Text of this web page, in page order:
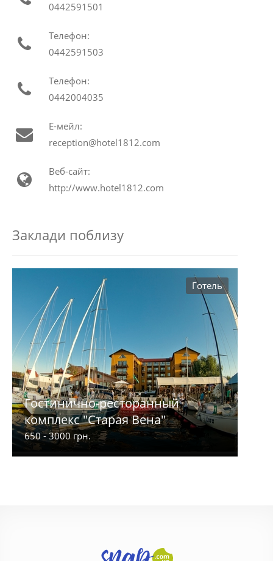
0442591501
Телефон:
0442591503
Телефон:
0442004035
Е-мейл:
reception@hotel1812.com
Веб-сайт:
http://www.hotel1812.com
Заклади поблизу
Готель
Гостинично-ресторанный
комплекс "Старая Вена"
650 - 3000 грн.